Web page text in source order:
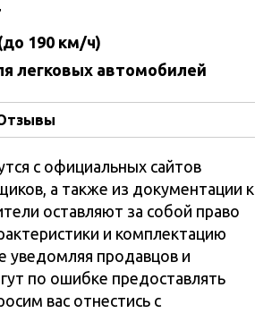
190 км/ч)
легковых автомобилей
с официальных сайтов
а также из документации к
оставляют за собой право
и комплектацию
уведомляя продавцов и
по ошибке предоставлять
вас отнестись с